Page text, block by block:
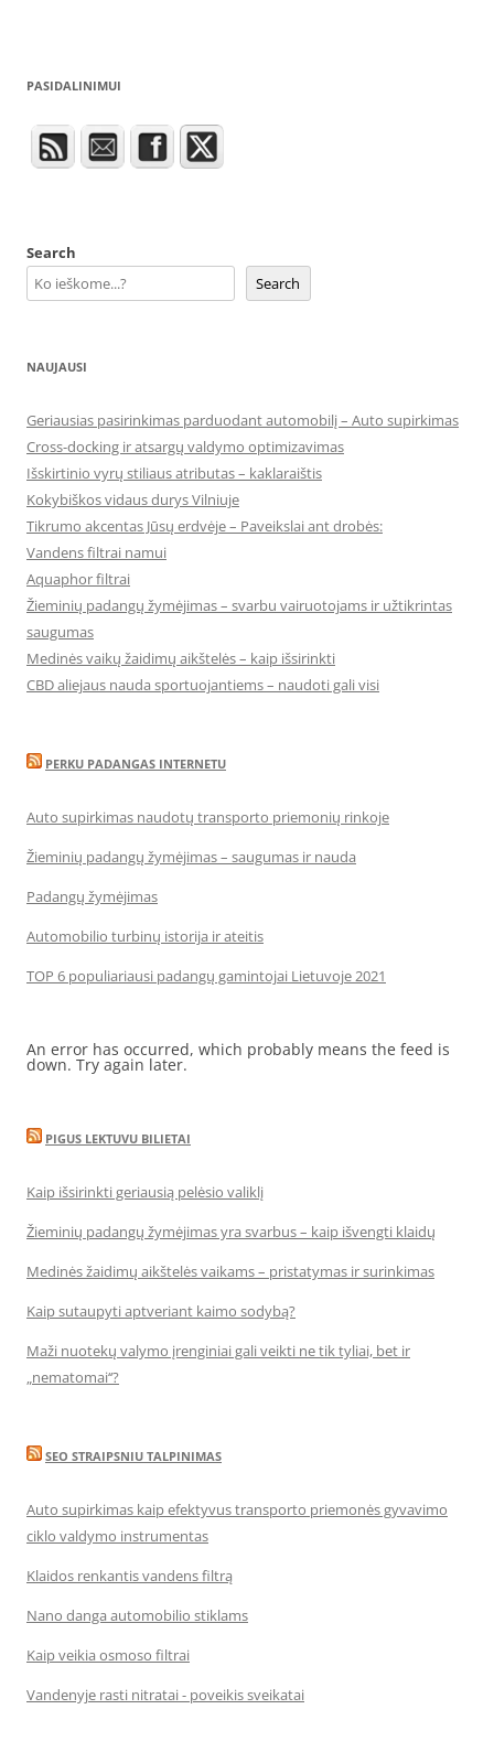
PASIDALINIMUI
Search
Search
NAUJAUSI
Geriausias pasirinkimas parduodant automobilį – Auto supirkimas
Cross-docking ir atsargų valdymo optimizavimas
Išskirtinio vyrų stiliaus atributas – kaklaraištis
Kokybiškos vidaus durys Vilniuje
Tikrumo akcentas Jūsų erdvėje – Paveikslai ant drobės:
Vandens filtrai namui
Aquaphor filtrai
Žieminių padangų žymėjimas – svarbu vairuotojams ir užtikrintas
saugumas
Medinės vaikų žaidimų aikštelės – kaip išsirinkti
CBD aliejaus nauda sportuojantiems – naudoti gali visi
PERKU PADANGAS INTERNETU
Auto supirkimas naudotų transporto priemonių rinkoje
Žieminių padangų žymėjimas – saugumas ir nauda
Padangų žymėjimas
Automobilio turbinų istorija ir ateitis
TOP 6 populiariausi padangų gamintojai Lietuvoje 2021
An error has occurred, which probably means the feed is
down. Try again later.
PIGUS LEKTUVU BILIETAI
Kaip išsirinkti geriausią pelėsio valiklį
Žieminių padangų žymėjimas yra svarbus – kaip išvengti klaidų
Medinės žaidimų aikštelės vaikams – pristatymas ir surinkimas
Kaip sutaupyti aptveriant kaimo sodybą?
Maži nuotekų valymo įrenginiai gali veikti ne tik tyliai, bet ir
„nematomai‘‘?
SEO STRAIPSNIU TALPINIMAS
Auto supirkimas kaip efektyvus transporto priemonės gyvavimo
ciklo valdymo instrumentas
Klaidos renkantis vandens filtrą
Nano danga automobilio stiklams
Kaip veikia osmoso filtrai
Vandenyje rasti nitratai - poveikis sveikatai